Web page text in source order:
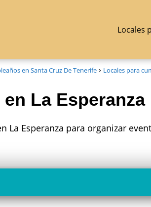
Locales
en Santa Cruz De Tenerife Locales para
La Esperanza
La Esperanza para organizar